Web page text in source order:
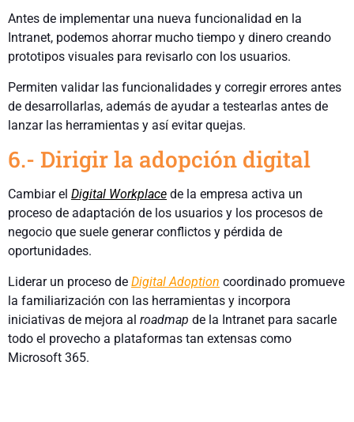
Antes de implementar una nueva funcionalidad en la
Intranet, podemos ahorrar mucho tiempo y dinero creando
prototipos visuales para revisarlo con los usuarios.
Permiten validar las funcionalidades y corregir errores antes
de desarrollarlas, además de ayudar a testearlas antes de
lanzar las herramientas y así evitar quejas.
6.- Dirigir la adopción digital
Cambiar el Digital Workplace de la empresa activa un
proceso de adaptación de los usuarios y los procesos de
negocio que suele generar conflictos y pérdida de
oportunidades.
Liderar un proceso de Digital Adoption coordinado promueve
la familiarización con las herramientas y incorpora
iniciativas de mejora al roadmap de la Intranet para sacarle
todo el provecho a plataformas tan extensas como
Microsoft 365.